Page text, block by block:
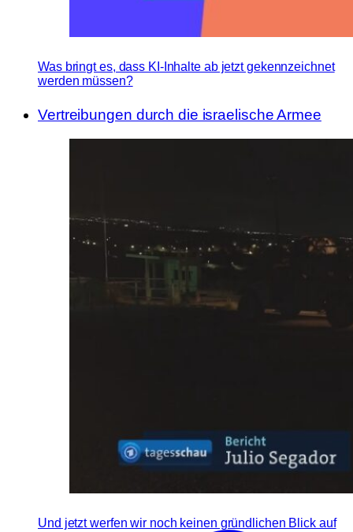
Was bringt es, dass KI-Inhalte ab jetzt gekennzeichnet
werden müssen?
Vertreibungen durch die israelische Armee
Und jetzt werfen wir noch keinen gründlichen Blick auf